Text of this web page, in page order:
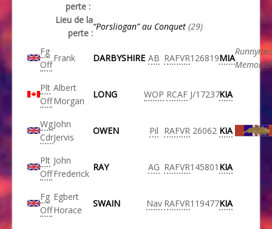
perte :
Lieu de la
perte :
“Porsliogan” au Conquet (29)
Fg
Off
Frank DARBYSHIRE AB RAFVR126819MIA
Memorial
Plt
Off
Albert
Morgan
LONG WOP RCAF J/17237KIA
Wg
Cdr
John
Jervis
OWEN Pil RAFVR 26062 KIA
Plt
Off
John
Frederick
RAY AG RAFVR145801 KIA
Fg
Off
Egbert
Horace
SWAIN Nav RAFVR119477KIA